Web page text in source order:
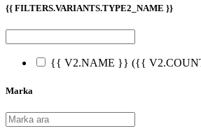
{{ FILTERS.VARIANTS.TYPE2_NAME }}
{{ V2.NAME }} ({{
Marka